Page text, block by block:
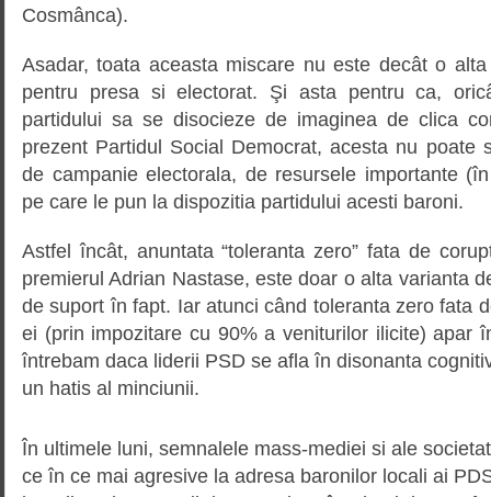
Cosmânca).
Asadar, toata aceasta miscare nu este decât o
pentru presa si electorat. Şi asta pentru ca,
partidului sa se disocieze de imaginea de clica
prezent Partidul Social Democrat, acesta nu poate
de campanie electorala, de resursele importante
pe care le pun la dispozitia partidului acesti baroni.
Astfel încât, anuntata “toleranta zero” fata de
premierul Adrian Nastase, este doar o alta varianta
de suport în fapt. Iar atunci când toleranta zero fata
ei (prin impozitare cu 90% a veniturilor ilicite) apar
întrebam daca liderii PSD se afla în disonanta
un hatis al minciunii.
În ultimele luni, semnalele mass-mediei si ale
ce în ce mai agresive la adresa baronilor locali ai